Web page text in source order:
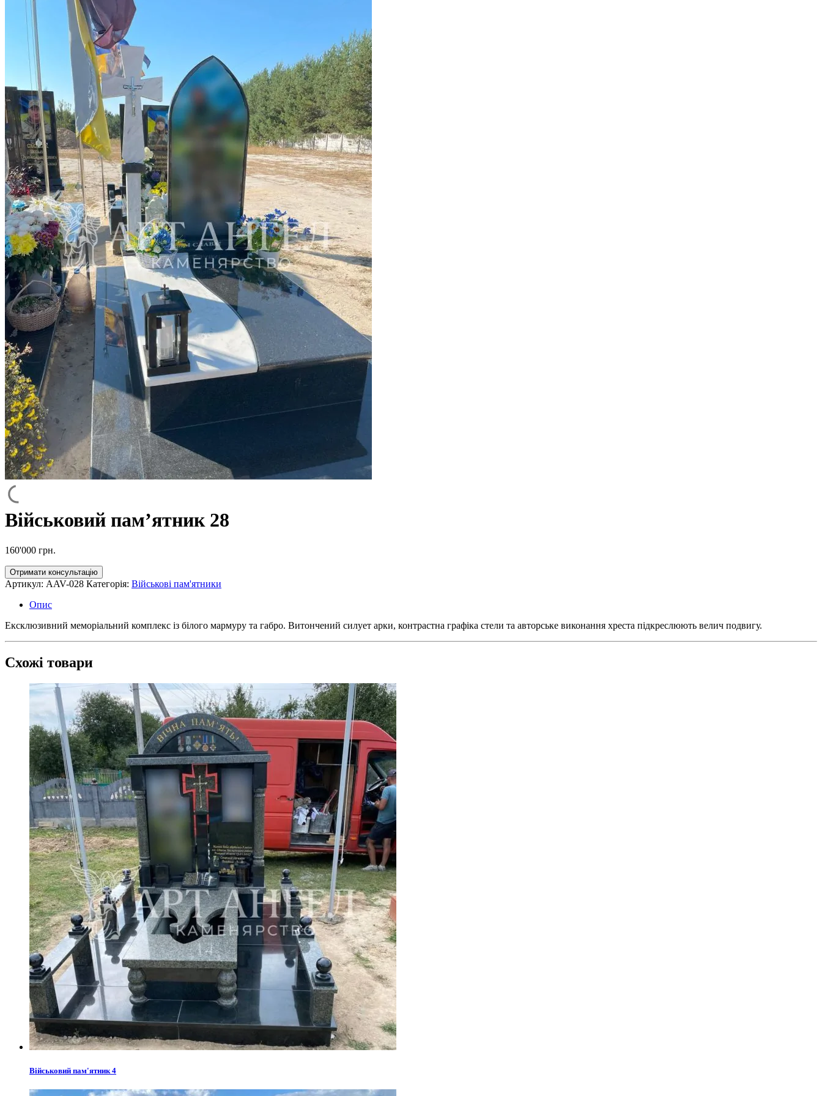
Військовий пам’ятник 28
160'000 грн.
Отримати консультацію
Артикул: AAV-028 Категорія: Військові пам'ятники
Опис
Ексклюзивний меморіальний комплекс із білого мармуру та габро. Витончений силует арки, контрастна графіка стели та авторське виконання хреста підкреслюють велич подвигу.
Схожі товари
Військовий пам'ятник 4